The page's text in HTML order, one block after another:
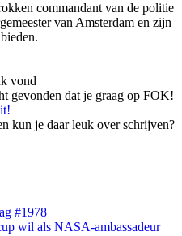
commandant van de politie
van Amsterdam en zijn
vond
gevonden dat je graag op FOK!
kun je daar leuk over schrijven?
#1978
wil als NASA-ambassadeur